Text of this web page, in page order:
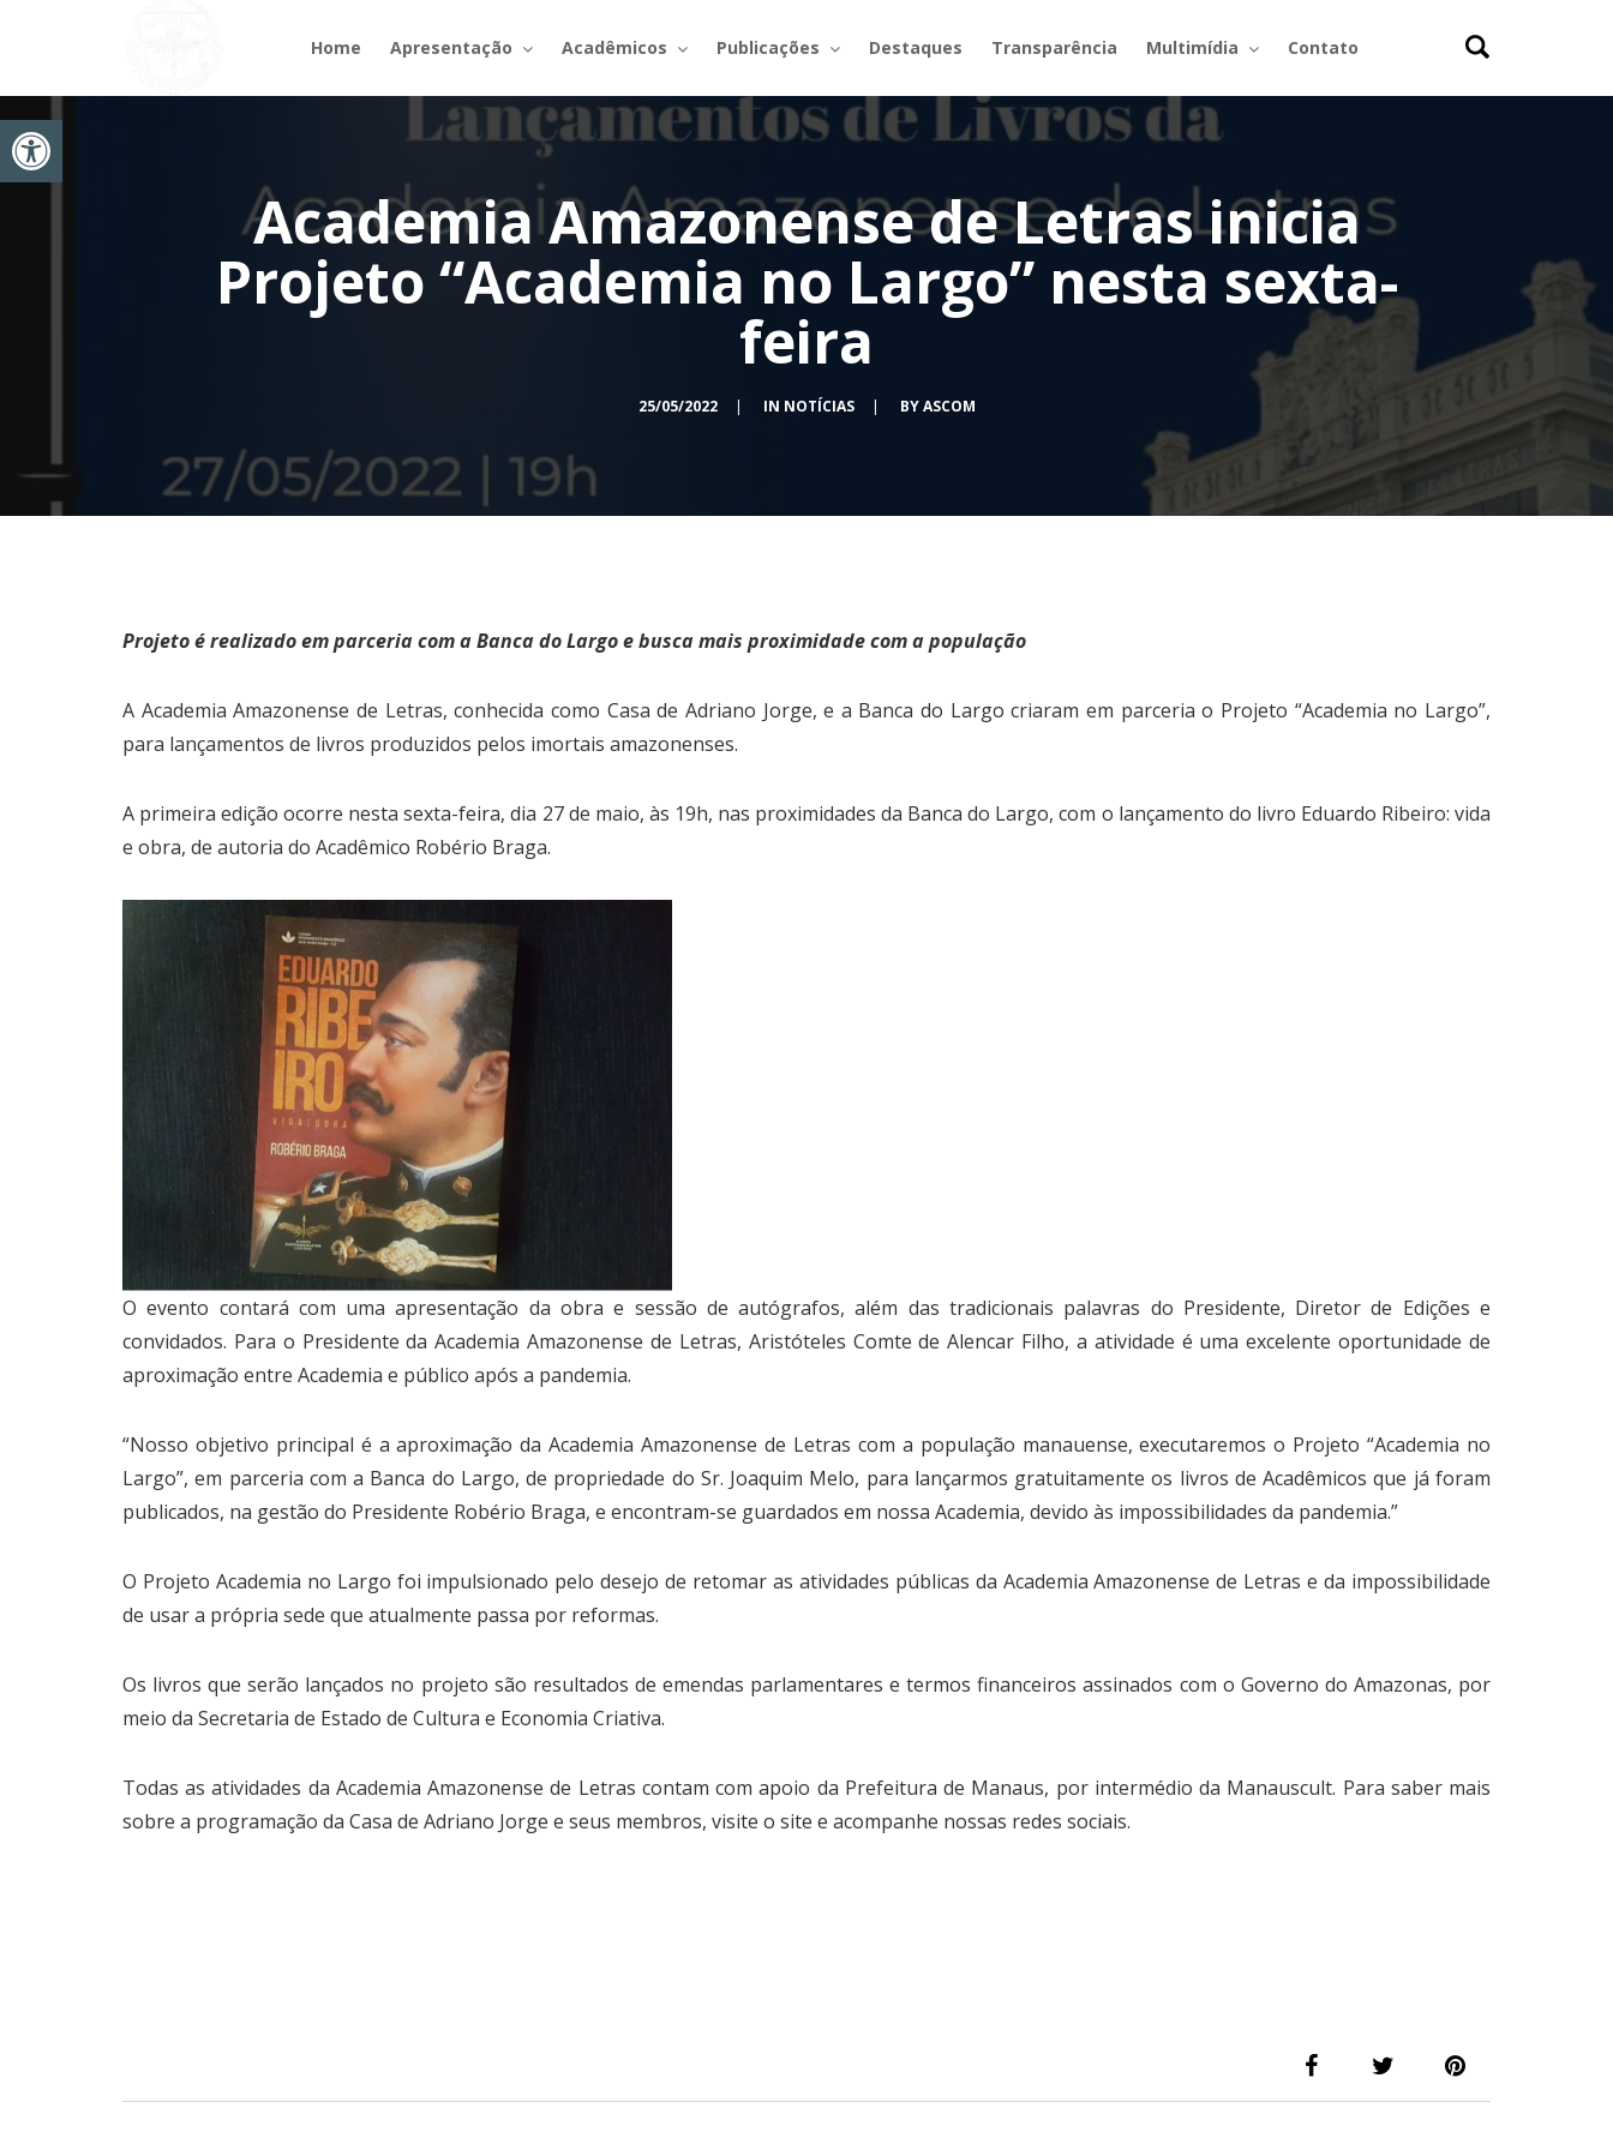
Abrir a barra de ferramentas
Home Apresentação Acadêmicos Publicações Destaques Transparência Multimídia Contato
Academia Amazonense de Letras inicia
Projeto “Academia no Largo” nesta sexta-
feira
25/05/2022 | IN NOTÍCIAS | BYASCOM
Projeto é realizado em parceria com a Banca do Largo e busca mais proximidade com a população
A Academia Amazonense de Letras, conhecida como Casa de Adriano Jorge, e a Banca do Largo criaram em parceria o Projeto “Academia no Largo”,
para lançamentos de livros produzidos pelos imortais amazonenses.
A primeira edição ocorre nesta sexta-feira, dia 27 de maio, às 19h, nas proximidades da Banca do Largo, com o lançamento do livro Eduardo Ribeiro: vida
e obra, de autoria do Acadêmico Robério Braga.
O evento contará com uma apresentação da obra e sessão de autógrafos, além das tradicionais palavras do Presidente, Diretor de Edições e
convidados. Para o Presidente da Academia Amazonense de Letras, Aristóteles Comte de Alencar Filho, a atividade é uma excelente oportunidade de
aproximação entre Academia e público após a pandemia.
“Nosso objetivo principal é a aproximação da Academia Amazonense de Letras com a população manauense, executaremos o Projeto “Academia no
Largo”, em parceria com a Banca do Largo, de propriedade do Sr. Joaquim Melo, para lançarmos gratuitamente os livros de Acadêmicos que já foram
publicados, na gestão do Presidente Robério Braga, e encontram-se guardados em nossa Academia, devido às impossibilidades da pandemia.”
O Projeto Academia no Largo foi impulsionado pelo desejo de retomar as atividades públicas da Academia Amazonense de Letras e da impossibilidade
de usar a própria sede que atualmente passa por reformas.
Os livros que serão lançados no projeto são resultados de emendas parlamentares e termos financeiros assinados com o Governo do Amazonas, por
meio da Secretaria de Estado de Cultura e Economia Criativa.
Todas as atividades da Academia Amazonense de Letras contam com apoio da Prefeitura de Manaus, por intermédio da Manauscult. Para saber mais
sobre a programação da Casa de Adriano Jorge e seus membros, visite o site e acompanhe nossas redes sociais.